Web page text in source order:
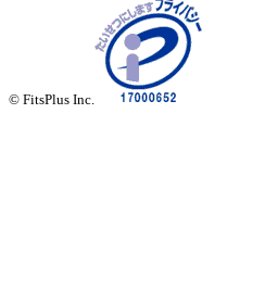
© FitsPlus Inc.